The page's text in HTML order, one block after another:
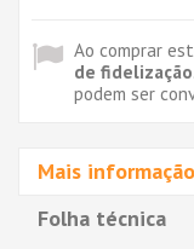
Ao comprar
de fidelização
podem ser
Mais informação
Folha técnica